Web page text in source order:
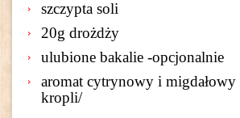
szczypta soli
20g drożdży
ulubione bakalie -opcjonalnie
aromat cytrynowy i
kropli/